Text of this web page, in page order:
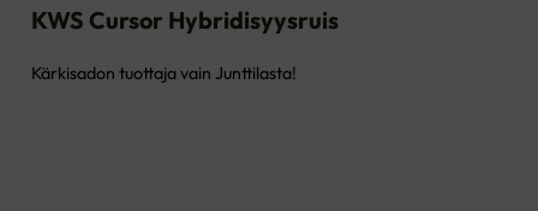
KWS Cursor Hybridisyysruis
Kärkisadon tuottaja vain Junttilasta!